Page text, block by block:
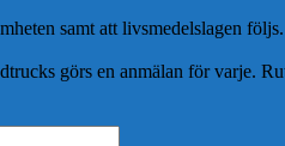
samt att livsmedelslagen följs.
görs en anmälan för varje.